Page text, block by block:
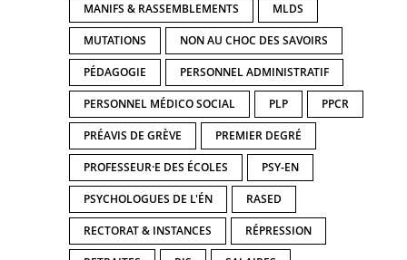
MANIFS & RASSEMBLEMENTS MLDS
MUTATIONS NON AU CHOC DES SAVOIRS
PÉDAGOGIE PERSONNEL ADMINISTRATIF
PERSONNEL MÉDICO SOCIAL PLP PPCR
PRÉAVIS DE GRÈVE PREMIER DEGRÉ
PROFESSEUR·E DES ÉCOLES PSY-EN
PSYCHOLOGUES DE L'ÉN RASED
RECTORAT & INSTANCES RÉPRESSION